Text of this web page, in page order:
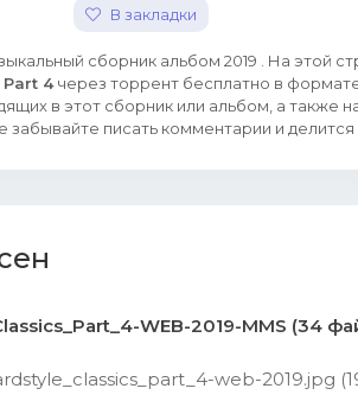
В закладки
сборник альбом 2019 . На этой
4через торрент бесплатно в
в этот сборник или альбом, а также
забывайте писать комментарии и делится
WEB-2019-MMS (34
web-2019.jpg